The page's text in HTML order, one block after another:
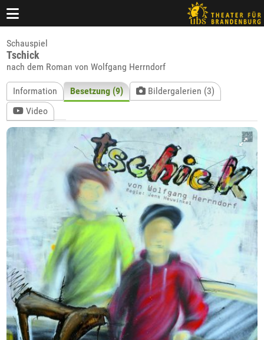
Schauspiel
Tschick
nach dem Roman von Wolfgang Herrndorf
Information Besetzung (9)
Bildergalerien (3)
Video